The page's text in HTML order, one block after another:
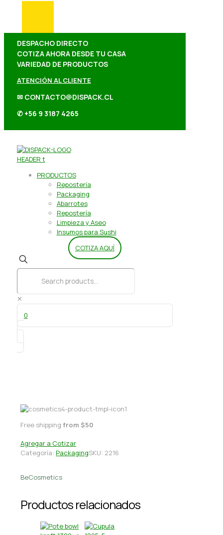
DESPACHO DIRECTO
COTIZA AHORA DESDE TU CASA
VARIEDAD DE PRODUCTOS
ATENCIÓN AL CLIENTE
✉ CONTACTO@DISPACK.CL
✆ +56 9 3187 4265
PRODUCTOS
Repostería
Packaging
Abarrotes
Repostería
Limpieza y Aseo
Insumos para Sushi
COTIZA AQUÍ
✕
0
Free shipping from $50
Agregar a Cotizar
Categoría: PackagingSKU: 2216
BeCosmetics
Productos relacionados